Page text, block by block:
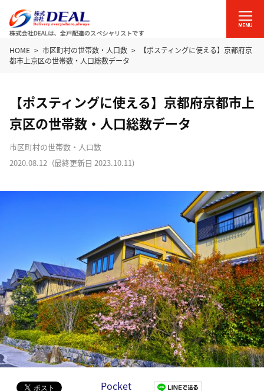
HOME 市区町村の世帯数・人口数
【ポスティングに使える】京都府京
都市上京区の世帯数・人口総数データ
【ポスティングに使える】京都府京都市上
京区の世帯数・人口総数データ
市区町村の世帯数・人口数
2020.08.12 (最終更新日 2023.10.11)
Pocket